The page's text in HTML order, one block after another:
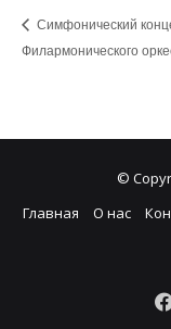
Симфонический
Филармонического
©
Главная
О нас